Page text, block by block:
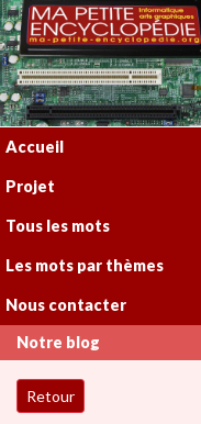
Accueil
Projet
Tous les mots
Les mots par thèmes
Nous contacter
Notre blog